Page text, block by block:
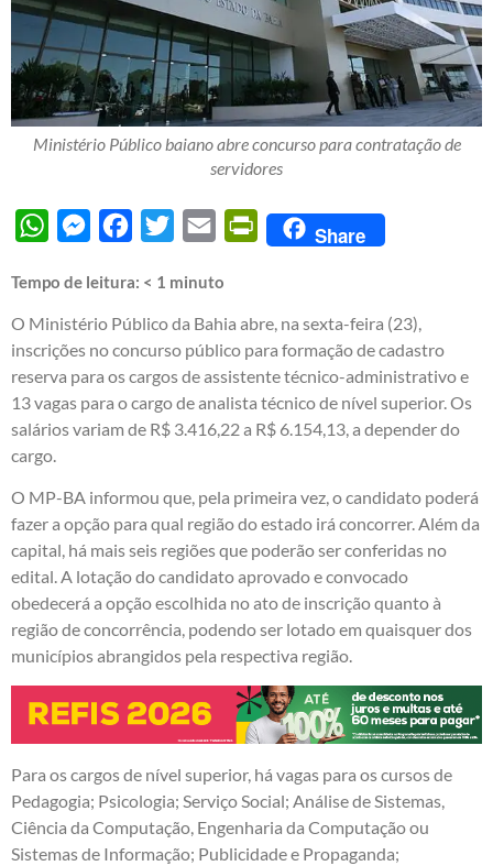
Ministério Público baiano abre concurso para contratação de
servidores
WhatsAppMessengerFacebook
Twitter Email PrintFriendly
Share
Tempo de leitura: < 1 minuto
O Ministério Público da Bahia abre, na sexta-feira (23),
inscrições no concurso público para formação de cadastro
reserva para os cargos de assistente técnico-administrativo e
13 vagas para o cargo de analista técnico de nível superior. Os
salários variam de R$ 3.416,22 a R$ 6.154,13, a depender do
cargo.
O MP-BA informou que, pela primeira vez, o candidato poderá
fazer a opção para qual região do estado irá concorrer. Além da
capital, há mais seis regiões que poderão ser conferidas no
edital. A lotação do candidato aprovado e convocado
obedecerá a opção escolhida no ato de inscrição quanto à
região de concorrência, podendo ser lotado em quaisquer dos
municípios abrangidos pela respectiva região.
Para os cargos de nível superior, há vagas para os cursos de
Pedagogia; Psicologia; Serviço Social; Análise de Sistemas,
Ciência da Computação, Engenharia da Computação ou
Sistemas de Informação; Publicidade e Propaganda;